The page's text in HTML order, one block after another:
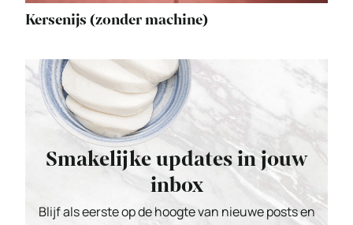
Kersenijs (zonder machine)
Smakelijke updates in jouw
inbox
Blijf als eerste op de hoogte van nieuwe posts en